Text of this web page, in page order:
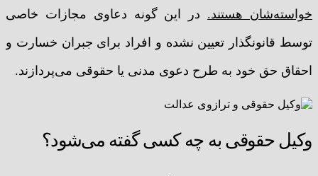
خواسته‌­شان هستند. در این گونه دعاوی مجازات خاصی
توسط قانونگذار تعیین نشده و افراد برای جبران خسارت و
احقاق حق خود به طرح دعوی مدنی یا حقوقی می­‌پردازند.
وکیل حقوقی به چه کسی گفته می‌شود؟